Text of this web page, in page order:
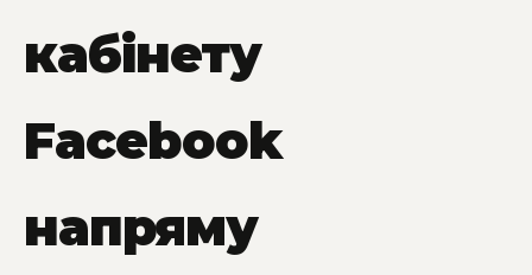
кабінету
Facebook
напряму